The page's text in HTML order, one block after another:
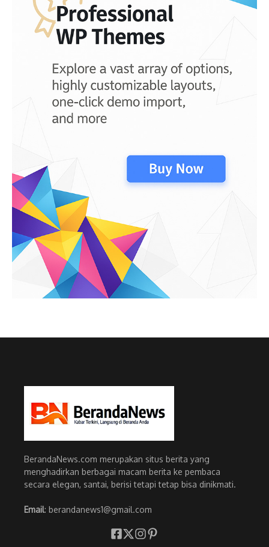
BerandaNews.com merupakan situs berita yang
menghadirkan berbagai macam berita ke pembaca
secara elegan, santai, berisi tetapi tetap bisa dinikmati.
Email: berandanews1@gmail.com